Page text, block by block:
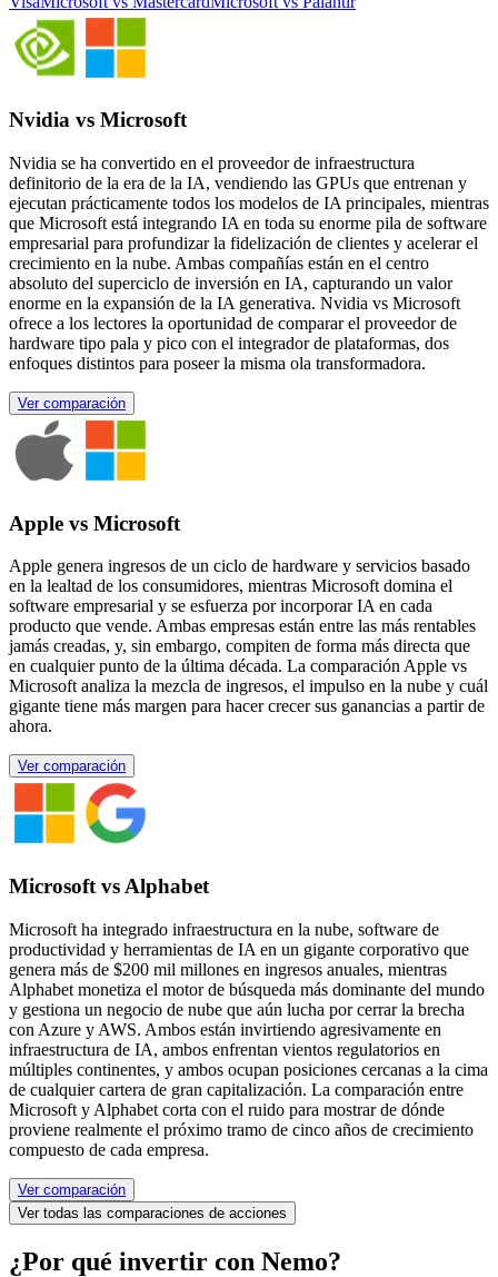
Nvidia vs Microsoft
Nvidia se ha convertido en el proveedor de infraestructura
definitorio de la era de la IA, vendiendo las GPUs que entrenan y
ejecutan prácticamente todos los modelos de IA principales, mientras
que Microsoft está integrando IA en toda su enorme pila de software
empresarial para profundizar la fidelización de clientes y acelerar el
crecimiento en la nube. Ambas compañías están en el centro
absoluto del superciclo de inversión en IA, capturando un valor
enorme en la expansión de la IA generativa. Nvidia vs Microsoft
ofrece a los lectores la oportunidad de comparar el proveedor de
hardware tipo pala y pico con el integrador de plataformas, dos
enfoques distintos para poseer la misma ola transformadora.
Ver comparación
Apple vs Microsoft
Apple genera ingresos de un ciclo de hardware y servicios basado
en la lealtad de los consumidores, mientras Microsoft domina el
software empresarial y se esfuerza por incorporar IA en cada
producto que vende. Ambas empresas están entre las más rentables
jamás creadas, y, sin embargo, compiten de forma más directa que
en cualquier punto de la última década. La comparación Apple vs
Microsoft analiza la mezcla de ingresos, el impulso en la nube y cuál
gigante tiene más margen para hacer crecer sus ganancias a partir de
ahora.
Ver comparación
Microsoft vs Alphabet
Microsoft ha integrado infraestructura en la nube, software de
productividad y herramientas de IA en un gigante corporativo que
genera más de $200 mil millones en ingresos anuales, mientras
Alphabet monetiza el motor de búsqueda más dominante del mundo
y gestiona un negocio de nube que aún lucha por cerrar la brecha
con Azure y AWS. Ambos están invirtiendo agresivamente en
infraestructura de IA, ambos enfrentan vientos regulatorios en
múltiples continentes, y ambos ocupan posiciones cercanas a la cima
de cualquier cartera de gran capitalización. La comparación entre
Microsoft y Alphabet corta con el ruido para mostrar de dónde
proviene realmente el próximo tramo de cinco años de crecimiento
compuesto de cada empresa.
Ver comparación
Ver todas las comparaciones de acciones
¿Por qué invertir con Nemo?